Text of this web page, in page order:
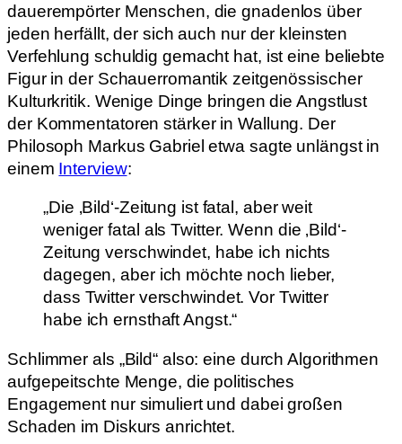
dauerempörter Menschen, die gnadenlos über
jeden herfällt, der sich auch nur der kleinsten
Verfehlung schuldig gemacht hat, ist eine beliebte
Figur in der Schauerromantik zeitgenössischer
Kulturkritik. Wenige Dinge bringen die Angstlust
der Kommentatoren stärker in Wallung. Der
Philosoph Markus Gabriel etwa sagte unlängst in
einem Interview:
„Die ‚Bild‘-Zeitung ist fatal, aber weit
weniger fatal als Twitter. Wenn die ‚Bild‘-
Zeitung verschwindet, habe ich nichts
dagegen, aber ich möchte noch lieber,
dass Twitter verschwindet. Vor Twitter
habe ich ernsthaft Angst.“
Schlimmer als „Bild“ also: eine durch Algorithmen
aufgepeitschte Menge, die politisches
Engagement nur simuliert und dabei großen
Schaden im Diskurs anrichtet.